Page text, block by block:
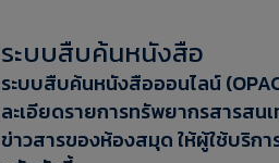
ระบบสืบค้นหนังสือ
ระบบสืบค้นหนังสือออนไลน์
ละเอียดรายการทรัพยากรสารส
ข่าวสารของห้องสมุด ให้ผู้ใช้บริก